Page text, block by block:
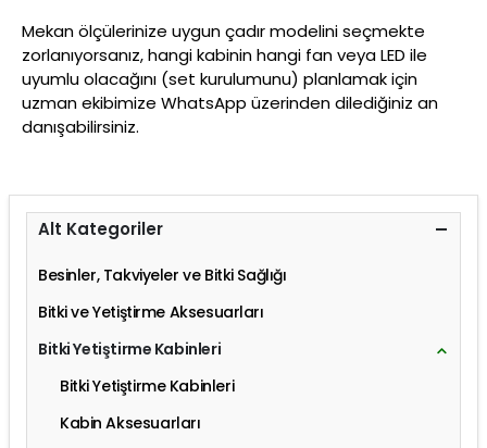
Mekan ölçülerinize uygun çadır modelini seçmekte
zorlanıyorsanız, hangi kabinin hangi fan veya LED ile
uyumlu olacağını (set kurulumunu) planlamak için
uzman ekibimize WhatsApp üzerinden dilediğiniz an
danışabilirsiniz.
Alt Kategoriler
Besinler, Takviyeler ve Bitki Sağlığı
Bitki ve Yetiştirme Aksesuarları
Bitki Yetiştirme Kabinleri
Bitki Yetiştirme Kabinleri
Kabin Aksesuarları